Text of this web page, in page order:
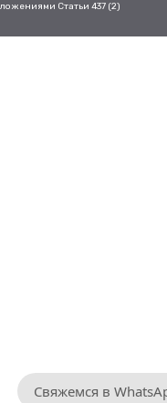
Статьи 437 (2)
Свяжемся в